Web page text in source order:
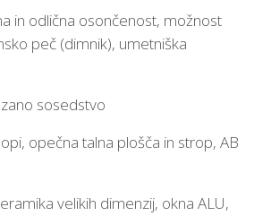
in odlična osončenost, možnost
peč (dimnik), umetniška
sosedstvo
opečna talna plošča in strop, AB
velikih dimenzij, okna ALU,